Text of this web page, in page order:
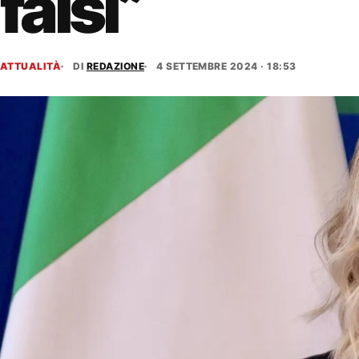
ATTUALITÀ DI REDAZIONE 4 SETTEMBRE 2024 · 18:53